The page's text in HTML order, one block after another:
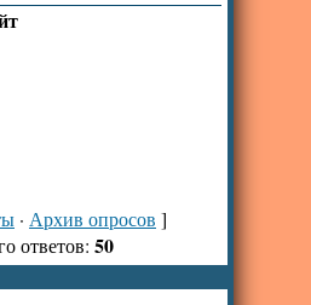
· Архив опросов ]
ответов: 50